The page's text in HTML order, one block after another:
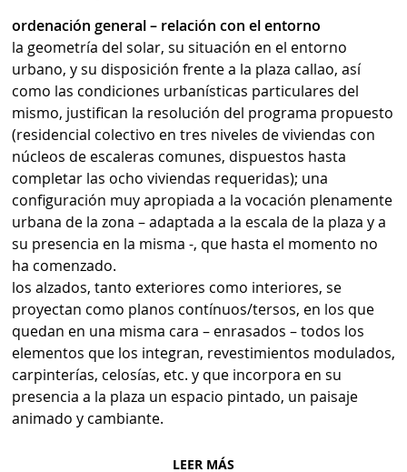
ordenación general – relación con el entorno
la geometría del solar, su situación en el entorno
urbano, y su disposición frente a la plaza callao, así
como las condiciones urbanísticas particulares del
mismo, justifican la resolución del programa propuesto
(residencial colectivo en tres niveles de viviendas con
núcleos de escaleras comunes, dispuestos hasta
completar las ocho viviendas requeridas); una
configuración muy apropiada a la vocación plenamente
urbana de la zona – adaptada a la escala de la plaza y a
su presencia en la misma -, que hasta el momento no
ha comenzado.
los alzados, tanto exteriores como interiores, se
proyectan como planos contínuos/tersos, en los que
quedan en una misma cara – enrasados – todos los
elementos que los integran, revestimientos modulados,
carpinterías, celosías, etc. y que incorpora en su
presencia a la plaza un espacio pintado, un paisaje
animado y cambiante.
LEER MÁS